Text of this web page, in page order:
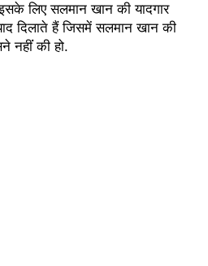
लिए सलमान खान की यादगार
दिलाते हैं जिसमें सलमान खान की
नहींं की हो.